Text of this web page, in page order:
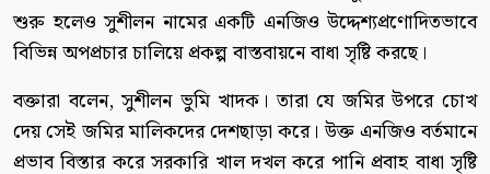
শুরু হলেও সুশীলন নামের একটি এনজিও উদ্দেশ্যপ্রণোদিতভাবে
বিভিন্ন অপপ্রচার চালিয়ে প্রকল্প বাস্তবায়নে বাধা সৃষ্টি করছে।
বক্তারা বলেন, সুশীলন ভুমি খাদক। তারা যে জমির উপরে চোখ
দেয় সেই জমির মালিকদের দেশছাড়া করে। উক্ত এনজিও বর্তমানে
প্রভাব বিস্তার করে সরকারি খাল দখল করে পানি প্রবাহ বাধা সৃষ্টি